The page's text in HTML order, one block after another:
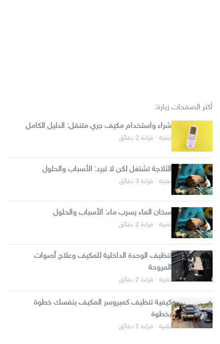
أكثر الصفحات زيارة:
شراء واستخدام مكيف جري متنقل: الدليل الكامل
تقنية · قراءة 2 دقائق
الثلاجة تشتغل لكن لا تبرد: الأسباب والحلول
تقنية · قراءة 3 دقائق
سخان الماء يسرب ماء: الأسباب والحلول
تقنية · قراءة 2 دقائق
تنظيف الوحدة الداخلية للمكيف وعلاج أصوات
المروحة
تقنية · قراءة 2 دقائق
كيفية تنظيف كمبروسر المكيف بنفسك خطوة
بخطوة
تقنية · قراءة 2 دقائق